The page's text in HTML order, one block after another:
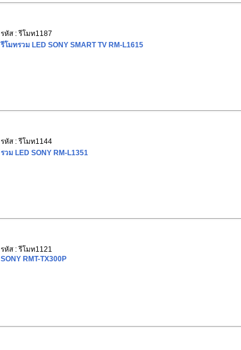
รหัส : รีโมท1187
รีโมทรวม LED SONY SMART TV RM-L1615
รหัส : รีโมท1144
รวม LED SONY RM-L1351
รหัส : รีโมท1121
SONY RMT-TX300P